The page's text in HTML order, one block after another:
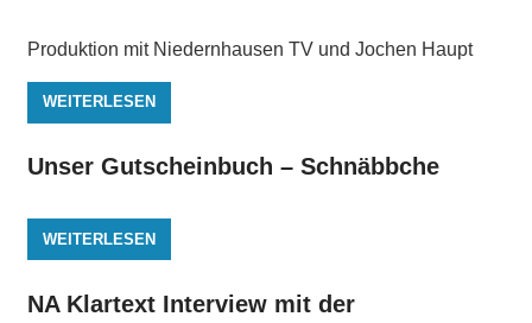
Produktion mit Niedernhausen TV und Jochen Haupt
WEITERLESEN
Unser Gutscheinbuch – Schnäbbche
WEITERLESEN
NA Klartext Interview mit der